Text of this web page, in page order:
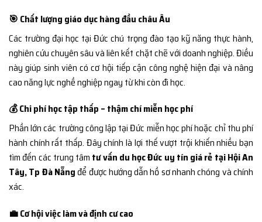
🎯 Chất lượng giáo dục hàng đầu châu Âu
Các trường đại học tại Đức chú trọng đào tạo kỹ năng thực hành,
nghiên cứu chuyên sâu và liên kết chặt chẽ với doanh nghiệp. Điều
này giúp sinh viên có cơ hội tiếp cận công nghệ hiện đại và nâng
cao năng lực nghề nghiệp ngay từ khi còn đi học.
💰 Chi phí học tập thấp – thậm chí miễn học phí
Phần lớn các trường công lập tại Đức miễn học phí hoặc chỉ thu phí
hành chính rất thấp. Đây chính là lợi thế vượt trội khiến nhiều bạn
tìm đến các trung tâm tư vấn du học Đức uy tín giá rẻ tại Hội An
Tây, Tp Đà Nẵngđể được hướng dẫn hồ sơ nhanh chóng và chính
xác.
💼 Cơ hội việc làm và định cư cao